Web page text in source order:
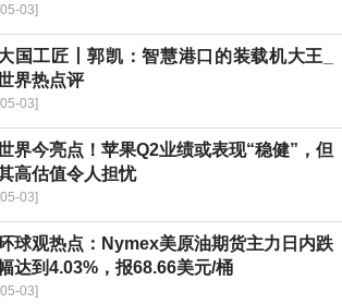
03]
国工匠丨郭凯：智慧港口的装载机大王_
界热点评
03]
界今亮点！苹果Q2业绩或表现“稳健”，但
高估值令人担忧
03]
球观热点：Nymex美原油期货主力日内跌
达到4.03%，报68.66美元/桶
03]